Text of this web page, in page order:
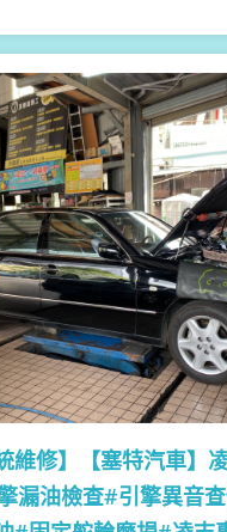
維修】
【塞特汽車】
漏油檢查#引擎異音